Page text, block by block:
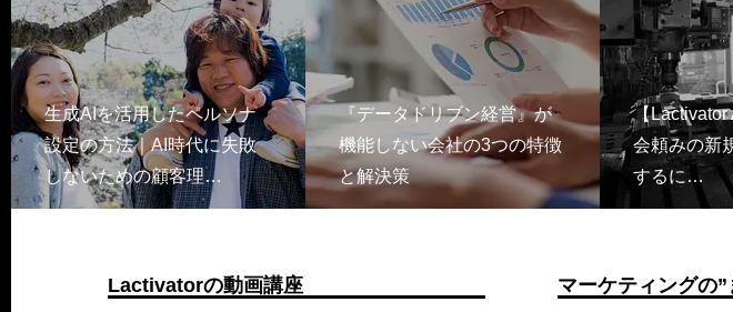
生成AIを活用したペルソナ
設定の方法｜AI時代に失敗
しないための顧客理…
『データドリブン経営』が
機能しない会社の3つの特徴
と解決策
【Lactivator
会頼みの新
するに…
Lactivatorの動画講座 マーケティングの”